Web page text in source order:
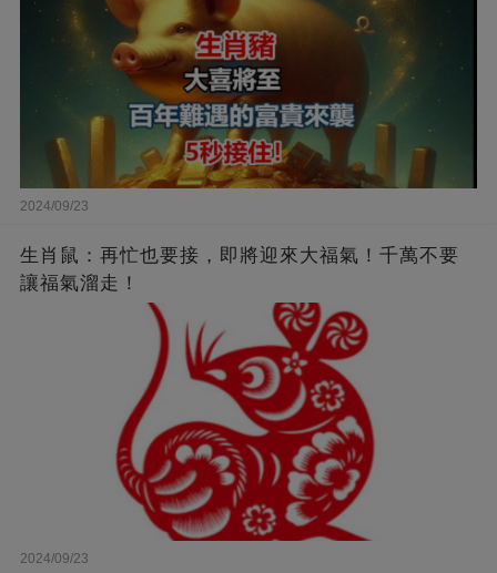
2024/09/23
生肖鼠：再忙也要接，即將迎來大福氣！千萬不要
讓福氣溜走！
2024/09/23